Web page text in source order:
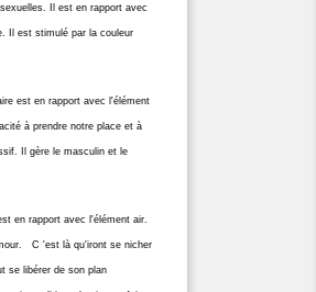
Il est en rapport avec
Il est stimulé par la couleur
est en rapport avec l'élément
à prendre notre place et à
Il gère le masculin et le
en rapport avec l'élément air.
C 'est là qu'iront se nicher
se libérer de son plan